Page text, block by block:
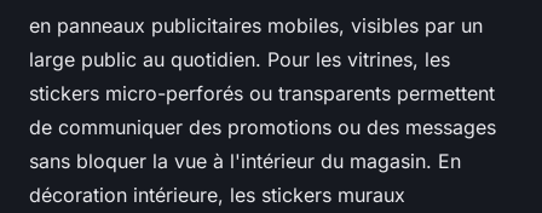
en panneaux publicitaires mobiles, visibles par un
large public au quotidien. Pour les vitrines, les
stickers micro-perforés ou transparents permettent
de communiquer des promotions ou des messages
sans bloquer la vue à l'intérieur du magasin. En
décoration intérieure, les stickers muraux